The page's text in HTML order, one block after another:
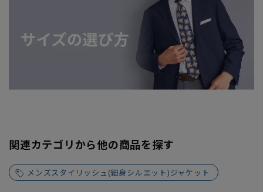
関連カテゴリから他の商品を探す
メンズスタイリッシュ(細身シルエット)ジャケット